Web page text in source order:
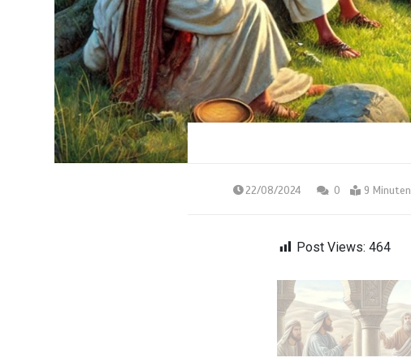
22/08/2024 0 9 Minuten
Post Views: 464